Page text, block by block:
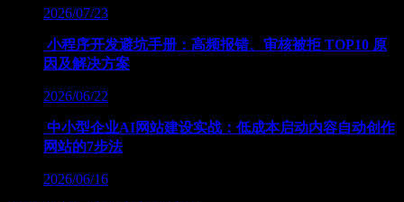
2026/07/23
小程序开发避坑手册：高频报错、审核被拒 TOP10 原
因及解决方案
2026/06/22
中小型企业AI网站建设实战：低成本启动内容自动创作
网站的7步法
2026/06/16